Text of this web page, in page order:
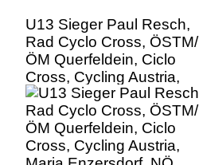
U13 Sieger Paul Resch,
Rad Cyclo Cross, ÖSTM/
ÖM Querfeldein, Ciclo
Cross, Cycling Austria,
Maria Enzersdorf, NÖ